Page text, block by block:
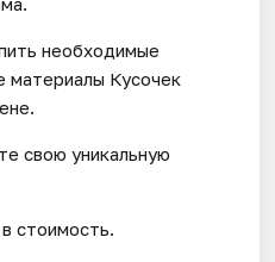
необходимые
материалы Кусочек
свою уникальную
стоимость.